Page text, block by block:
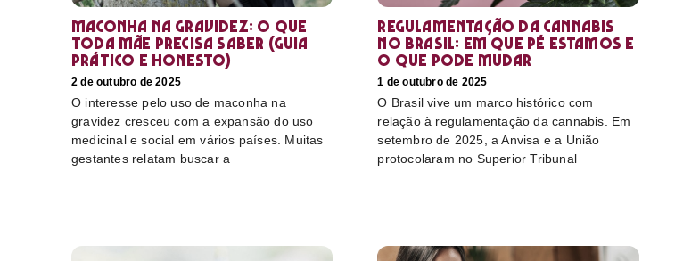
Maconha na gravidez: o que
toda mãe precisa saber (guia
prático e honesto)
2 de outubro de 2025
O interesse pelo uso de maconha na
gravidez cresceu com a expansão do uso
medicinal e social em vários países. Muitas
gestantes relatam buscar a
Regulamentação da cannabis
no Brasil: em que pé estamos e
o que pode mudar
1 de outubro de 2025
O Brasil vive um marco histórico com
relação à regulamentação da cannabis. Em
setembro de 2025, a Anvisa e a União
protocolaram no Superior Tribunal